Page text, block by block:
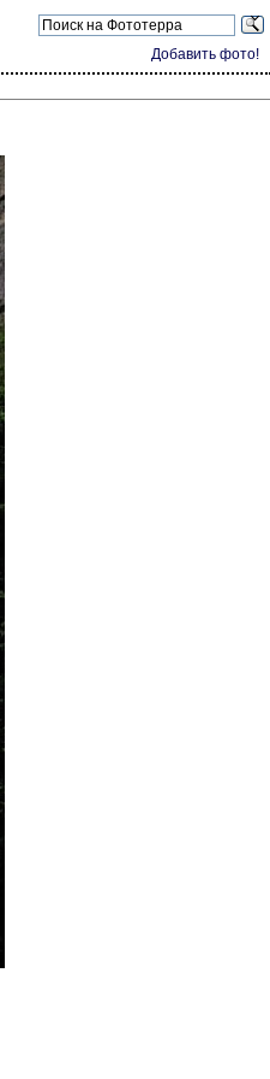
Добавить фото!